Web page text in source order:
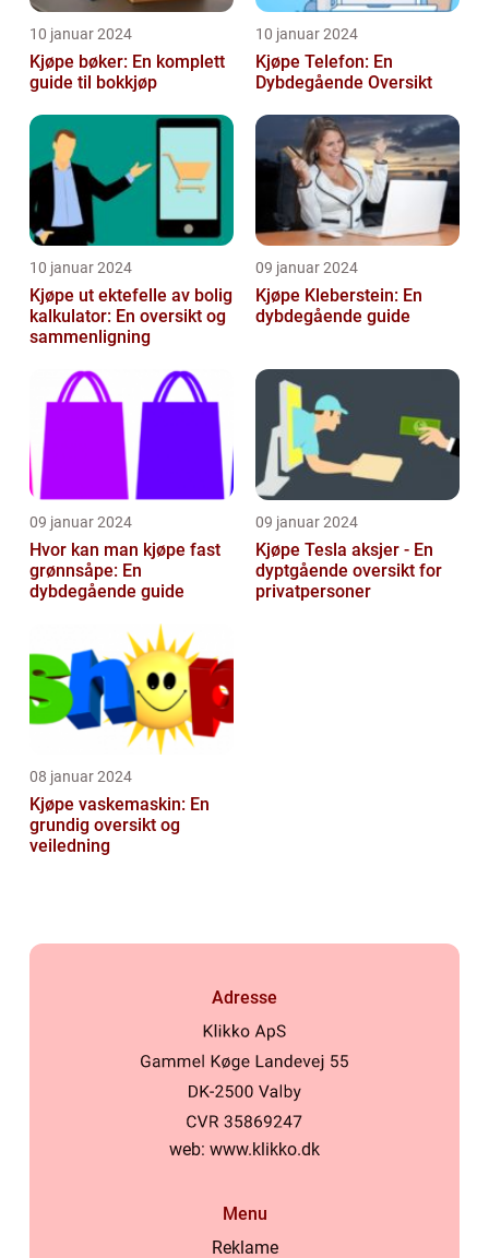
10 januar 2024
Kjøpe bøker: En komplett
guide til bokkjøp
10 januar 2024
Kjøpe Telefon: En
Dybdegående Oversikt
10 januar 2024
Kjøpe ut ektefelle av bolig
kalkulator: En oversikt og
sammenligning
09 januar 2024
Kjøpe Kleberstein: En
dybdegående guide
09 januar 2024
Hvor kan man kjøpe fast
grønnsåpe: En
dybdegående guide
09 januar 2024
Kjøpe Tesla aksjer - En
dyptgående oversikt for
privatpersoner
08 januar 2024
Kjøpe vaskemaskin: En
grundig oversikt og
veiledning
Adresse
web: www.klikko.dk
Menu
Reklame